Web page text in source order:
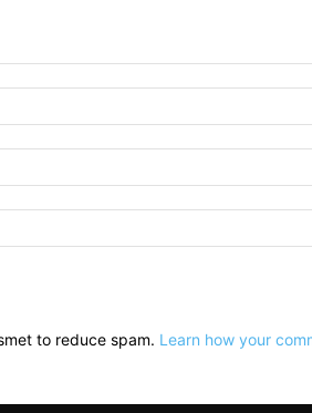
to reduce spam. Learn how your